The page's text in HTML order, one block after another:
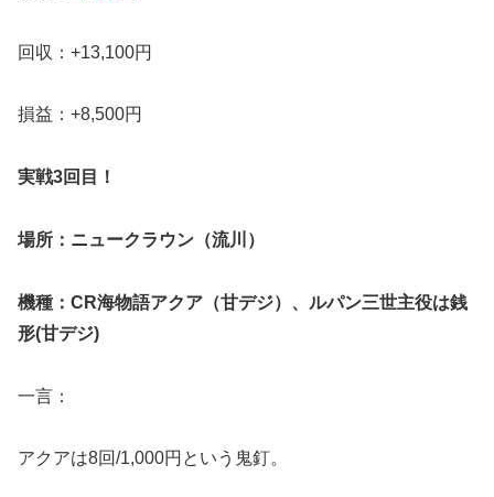
回収：+13,100円
損益：+8,500円
実戦3回目！
場所：ニュークラウン（流川）
機種：CR海物語アクア（甘デジ）、ルパン三世主役は銭
形(甘デジ)
一言：
アクアは8回/1,000円という鬼釘。